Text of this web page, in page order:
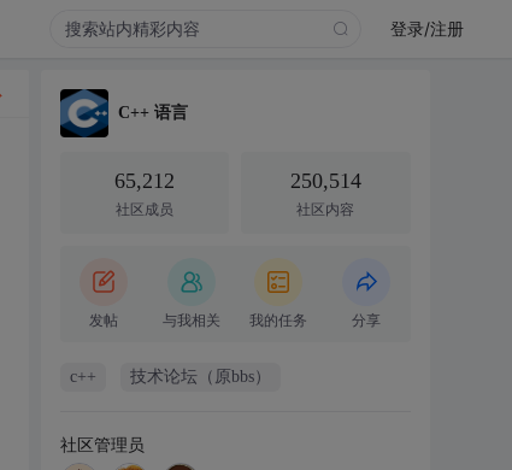
登录/注册
C++ 语言
65,212
社区成员
250,514
社区内容
发帖 与我相关 我的任务 分享
c++ 技术论坛（原bbs）
社区管理员